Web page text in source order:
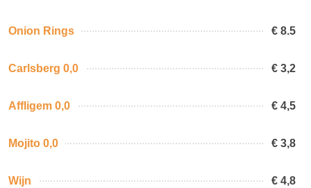
Onion Rings € 8.5
Carlsberg 0,0 € 3,2
Affligem 0,0 € 4,5
Mojito 0,0 € 3,8
Wijn € 4,8